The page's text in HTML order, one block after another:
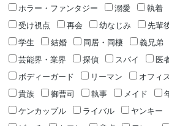
ホラー・ファンタジー
溺愛 執着
受け視点
再会 幼なじみ 先輩
学生
結婚 同居・同棲 義兄弟
芸能界・業界
探偵 スパイ 医
ボディーガード
リーマン オフィ
貴族
御曹司 執事 メイド
ケンカップル
ライバル ヤンキー